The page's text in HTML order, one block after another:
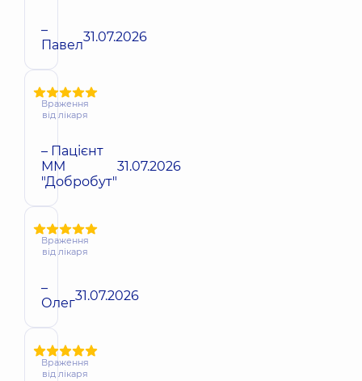
–
Павел31.07.2026
Враження
від лікаря
– Пацієнт
ММ
"Добробут"
31.07.2026
Враження
від лікаря
–
Олег31.07.2026
Враження
від лікаря